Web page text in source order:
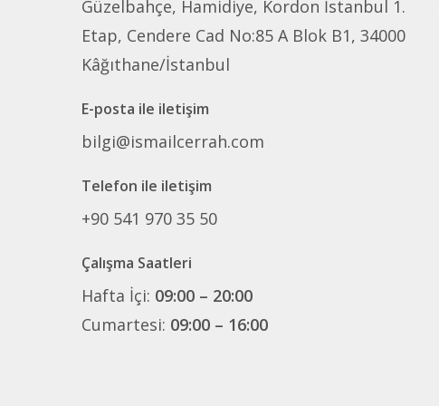
Güzelbahçe, Hamidiye, Kordon İstanbul 1.
Etap, Cendere Cad No:85 A Blok B1, 34000
Kâğıthane/İstanbul
E-posta ile iletişim
bilgi@ismailcerrah.com
Telefon ile iletişim
+90 541 970 35 50
Çalışma Saatleri
Hafta İçi: 09:00 – 20:00
Cumartesi: 09:00 – 16:00